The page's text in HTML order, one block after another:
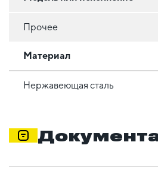
Прочее
Материал
Нержавеющая сталь